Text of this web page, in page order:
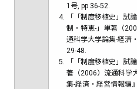
1号, pp 36-52.
「「制度移植史」試
制・特恵-」単著（
通科学大学論集-経済
29-48.
「「制度移植史」試
著（2006）流通科学
集-経済・経営情報編